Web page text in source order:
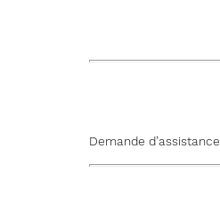
Demande d’assistance